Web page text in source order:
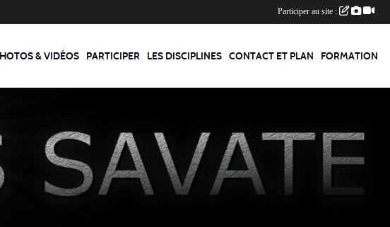
& VIDÉOS PARTICIPER LES DISCIPLINES CONTACT ET PLAN FORMATION
Participer au site :